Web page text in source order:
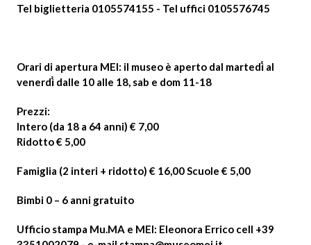
Tel biglietteria 0105574155 - Tel uffici 0105576745
Orari di apertura MEI: il museo è aperto dal martedì̀ al
venerdì̀ dalle 10 alle 18, sab e dom 11-18
Prezzi:
Intero (da 18 a 64 anni) € 7,00
Ridotto € 5,00
Famiglia (2 interi + ridotto) € 16,00 Scuole € 5,00
Bimbi 0 – 6 anni gratuito
Ufficio stampa Mu.MA e MEI: Eleonora Errico cell +39